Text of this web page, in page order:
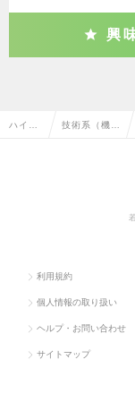
興
ハイク 技術系（機
利用規約
個人情報の取り扱い
ヘルプ・お問い合わせ
サイトマップ